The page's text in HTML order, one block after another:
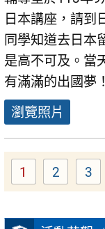
日本講座，請到
同學知道去日本
是高不可及。當
有滿滿的出國夢！
瀏覽照片
Page
1 Page
2 3